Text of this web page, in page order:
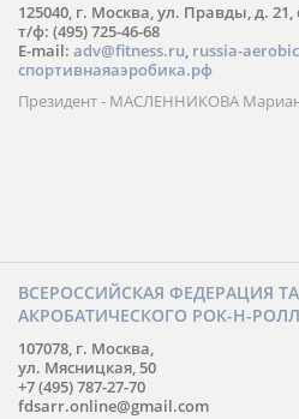
125040, г. Москва, ул. Правды, д. 21,
т/ф: (495) 725-46-68
E-mail: adv@fitness.ru, russia-
спортивнаяаэробика.рф
Президент - МАСЛЕННИКОВА
ВСЕРОССИЙСКАЯ ФЕДЕРАЦИЯ
АКРОБАТИЧЕСКОГО РОК-Н-
107078, г. Москва,
ул. Мясницкая, 50
+7 (495) 787-27-70
fdsarr.online@gmail.com